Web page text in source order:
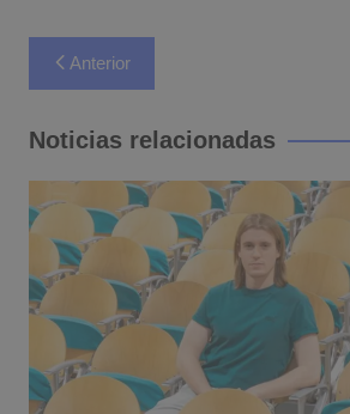
Navegación
de
entradas
Anterior
Noticias relacionadas